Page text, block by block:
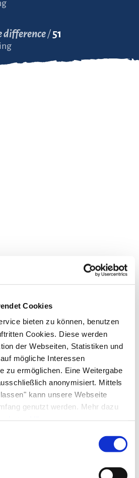
Cookies
bieten zu können, benutzen
Cookies. Diese werden
der Webseiten, Statistiken und
mögliche Interessen
zu ermöglichen. Eine Weitergabe
anonymisiert. Mittels
kann unsere Webseite
genutzt werden. Mehr dazu
.
51